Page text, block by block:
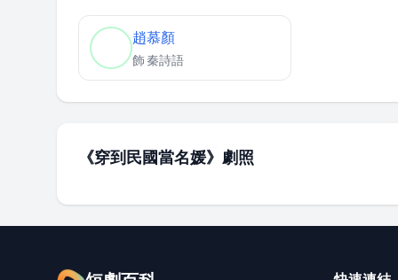
趙慕顏
飾秦詩語
《穿到民國當名媛》劇照